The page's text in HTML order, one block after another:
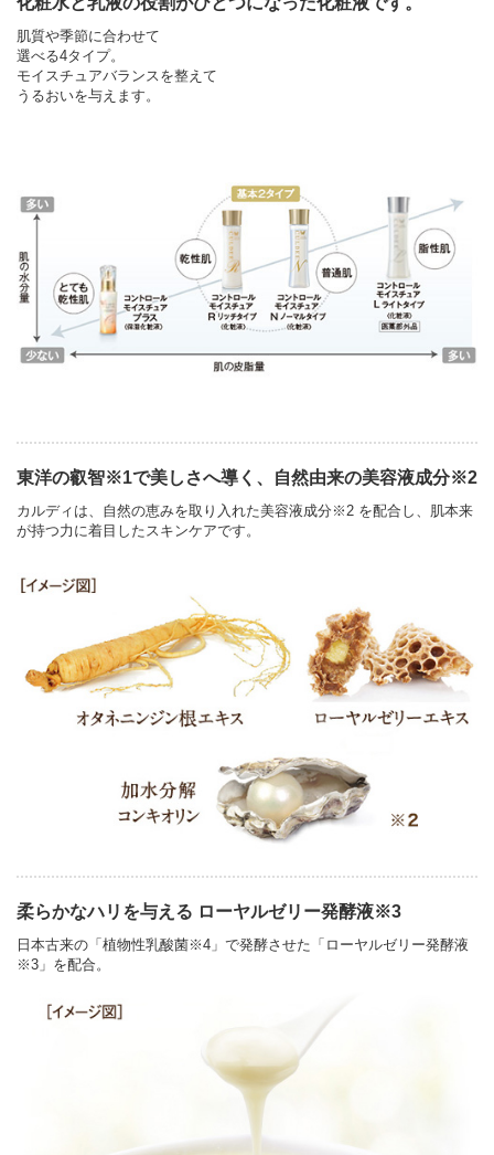
肌質や季節に合わせて
選べる4タイプ。
モイスチュアバランスを整えて
うるおいを与えます。
東洋の叡智※1で美しさへ導く、自然由来の美容液成分※2
カルディは、自然の恵みを取り入れた美容液成分※2 を配合し、肌本来
が持つ力に着目したスキンケアです。
柔らかなハリを与える ローヤルゼリー発酵液※3
日本古来の「植物性乳酸菌※4」で発酵させた「ローヤルゼリー発酵液
※3」を配合。